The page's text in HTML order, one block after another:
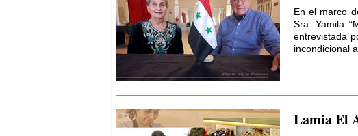
En el marco
Sra. Yamila
entrevistada
incondicional
Lamia El